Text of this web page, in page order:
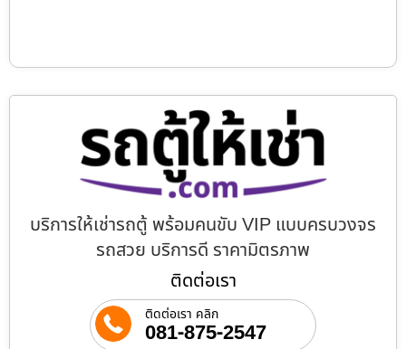
บริการให้เช่ารถตู้ พร้อมคนขับ VIP แบบครบวงจร
รถสวย บริการดี ราคามิตรภาพ
ติดต่อเรา
ติดต่อเรา คลิก
081-875-2547